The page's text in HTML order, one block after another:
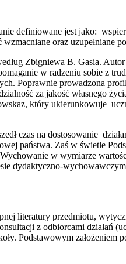
definiowane jest jako:
oraz uzupełniane
Zbigniewa B. Gasia.
w radzeniu sobie
Poprawnie prowadzona
za jakość własnego
który ukierunkowuje
czas na dostosowanie
państwa. Zaś w świetle
w wymiarze
dydaktyczno-
literatury przedmiotu,
z odbiorcami działań
Podstawowym założeniem